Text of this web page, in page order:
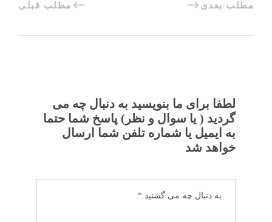
مطلب قبلی مطلب بعدی
لطفا برای ما بنویسید به دنبال چه می
گردید ( یا سوال و نظر) پاسخ شما حتما
به ایمیل یا شماره تلفن شما ارسال
خواهد شد